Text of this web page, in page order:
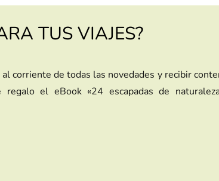
TUS VIAJES?
corriente de todas las novedades y recibir
el eBook «24 escapadas de